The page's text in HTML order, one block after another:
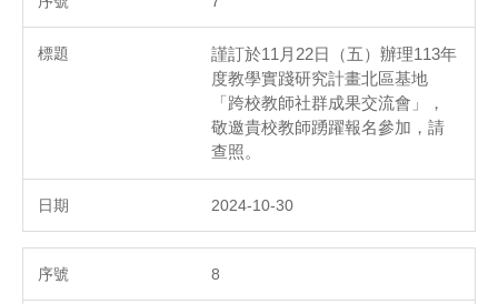
謹訂於11月22日（五）辦理113年
度教學實踐研究計畫北區基地
「跨校教師社群成果交流會」，
敬邀貴校教師踴躍報名參加，請
查照。
2024-10-30
8